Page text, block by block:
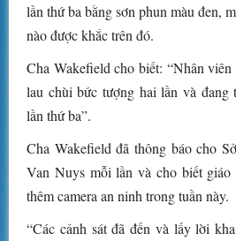
lần thứ ba bằng sơn phun màu đen,
nào được khắc trên đó.
Cha Wakefield cho biết: “Nhân
lau chùi bức tượng hai lần và đang
lần thứ ba”.
Cha Wakefield đã thông báo cho
Van Nuys mỗi lần và cho biết
thêm camera an ninh trong tuần này.
“Các cảnh sát đã đến và lấy lời